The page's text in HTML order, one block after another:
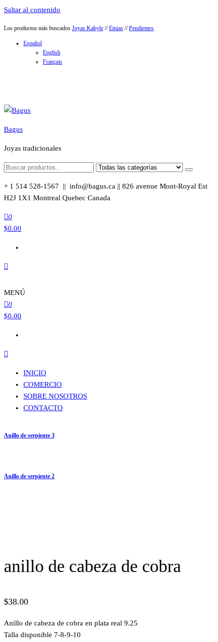
Saltar al contenido
Los productos más buscados Joyas Kabyle //Etnias //Pendientes
Español
English
Français
Bagus
Joyas tradicionales
+ 1 514 528-1567 || info@bagus.ca || 826 avenue Mont-Royal Est
H2J 1X1 Montreal Quebec Canada
0
$0.00
MENÚ
0
$0.00
INICIO
COMERCIO
SOBRE NOSOTROS
CONTACTO
Anillo de serpiente 3
Anillo de serpiente 2
anillo de cabeza de cobra
$38.00
Anillo de cabeza de cobra en plata real 9.25
Talla disponible 7-8-9-10